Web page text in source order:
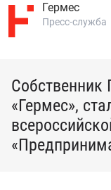
Гермес
Пресс-служба
«Гермес»,